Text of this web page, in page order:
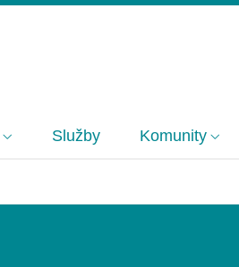
Služby Komunity